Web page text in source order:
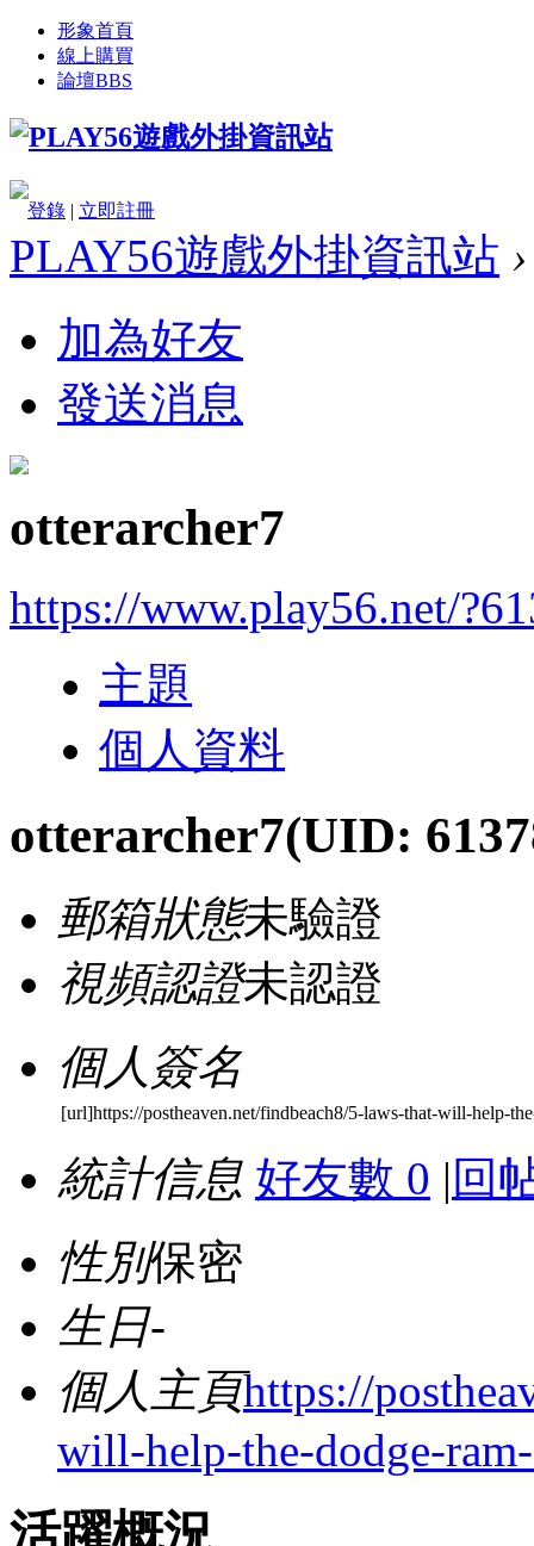
形象首頁
線上購買
論壇BBS
登錄 | 立即註冊
PLAY56遊戲外掛資訊站 ›
加為好友
發送消息
otterarcher7
https://www.play56.net/
主題
個人資料
otterarcher7(UID:
郵箱狀態未驗證
視頻認證未認證
個人簽名
[url]https://postheaven.net/findbeach8/5-laws-that-will-help-
統計信息 好友數 0 | 回
性別保密
生日-
個人主頁https://
will-help-the-dodge-